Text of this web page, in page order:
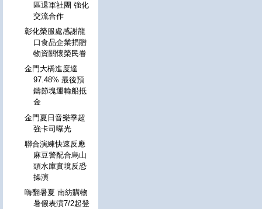
區退軍社團 強化
交流合作
彰化榮服處感謝龍
口食品企業捐贈
物資關懷榮民眷
金門大橋進度達
97.48% 最後預
鑄節塊運輸船抵
金
金門夏日音樂季超
強卡司曝光
聯合演練快速反應
麻豆警配合烏山
頭水庫實境反恐
操演
嗨翻暑夏 南紡購物
暑假表演7/2起登